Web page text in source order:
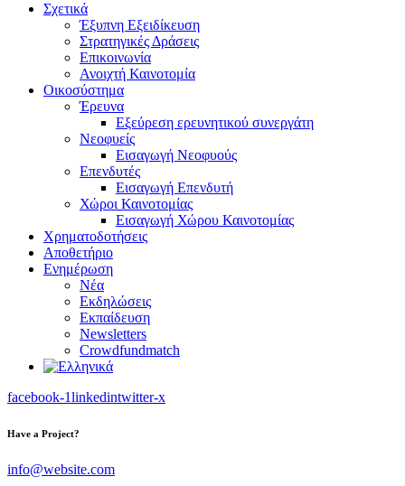
Σχετικά
Έξυπνη Εξειδίκευση
Στρατηγικές Δράσεις
Επικοινωνία
Ανοιχτή Καινοτομία
Οικοσύστημα
Έρευνα
Εξεύρεση ερευνητικού συνεργάτη
Νεοφυείς
Εισαγωγή Νεοφυούς
Επενδυτές
Εισαγωγή Επενδυτή
Χώροι Καινοτομίας
Εισαγωγή Χώρου Καινοτομίας
Χρηματοδοτήσεις
Αποθετήριο
Ενημέρωση
Νέα
Εκδηλώσεις
Εκπαίδευση
Newsletters
Crowdfundmatch
facebook-1linkedintwitter-x
Have a Project?
info@website.com